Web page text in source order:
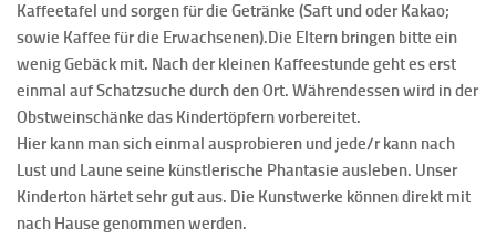
Kaffeetafel und sorgen für die Getränke (Saft und oder Kakao;
sowie Kaffee für die Erwachsenen).Die Eltern bringen bitte ein
wenig Gebäck mit. Nach der kleinen Kaffeestunde geht es erst
einmal auf Schatzsuche durch den Ort. Währendessen wird in der
Obstweinschänke das Kindertöpfern vorbereitet.
Hier kann man sich einmal ausprobieren und jede/r kann nach
Lust und Laune seine künstlerische Phantasie ausleben. Unser
Kinderton härtet sehr gut aus. Die Kunstwerke können direkt mit
nach Hause genommen werden.